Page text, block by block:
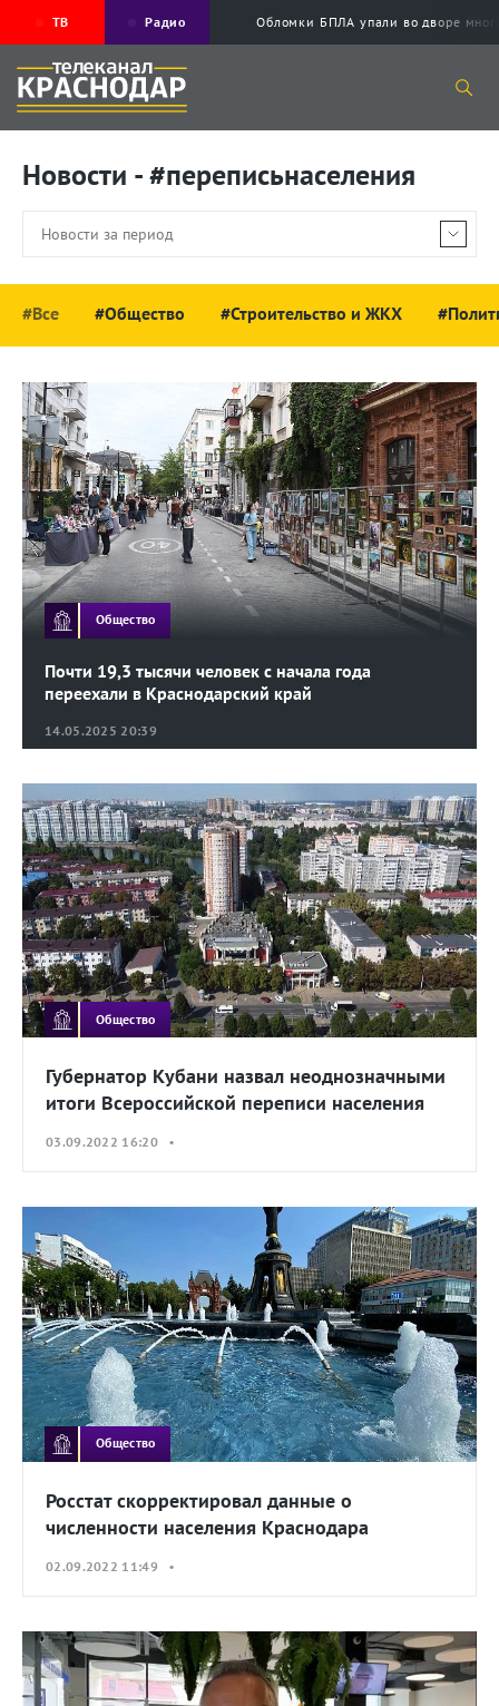
ТВ Радио Обломки БПЛА упали во дворе
Новости - #переписьнаселения
#Все #Общество #Строительство и ЖКХ
14.05.2025 20:39
Почти 19,3 тысячи человек с начала года
переехали в Краснодарский край
Общество
Общество
Губернатор Кубани назвал неоднозначными
итоги Всероссийской переписи населения
03.09.2022 16:20 •
Общество
Росстат скорректировал данные о
численности населения Краснодара
02.09.2022 11:49 •